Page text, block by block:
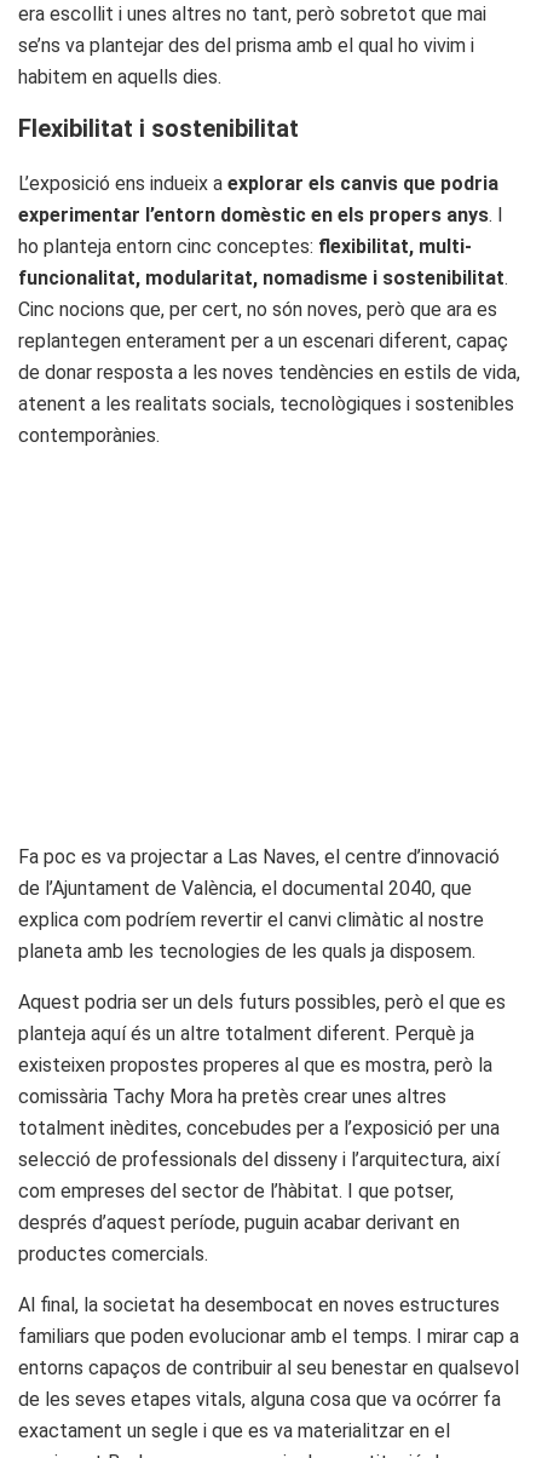
era escollit i unes altres no tant, però sobretot que mai
se’ns va plantejar des del prisma amb el qual ho vivim i
habitem en aquells dies.
Flexibilitat i sostenibilitat
L’exposició ens indueix a explorar els canvis que podria
experimentar l’entorn domèstic en els propers anys. I
ho planteja entorn cinc conceptes: flexibilitat, multi-
funcionalitat, modularitat, nomadisme i sostenibilitat.
Cinc nocions que, per cert, no són noves, però que ara es
replantegen enterament per a un escenari diferent, capaç
de donar resposta a les noves tendències en estils de vida,
atenent a les realitats socials, tecnològiques i sostenibles
contemporànies.
Fa poc es va projectar a Las Naves, el centre d’innovació
de l’Ajuntament de València, el documental 2040, que
explica com podríem revertir el canvi climàtic al nostre
planeta amb les tecnologies de les quals ja disposem.
Aquest podria ser un dels futurs possibles, però el que es
planteja aquí és un altre totalment diferent. Perquè ja
existeixen propostes properes al que es mostra, però la
comissària Tachy Mora ha pretès crear unes altres
totalment inèdites, concebudes per a l’exposició per una
selecció de professionals del disseny i l’arquitectura, així
com empreses del sector de l’hàbitat. I que potser,
després d’aquest període, puguin acabar derivant en
productes comercials.
Al final, la societat ha desembocat en noves estructures
familiars que poden evolucionar amb el temps. I mirar cap a
entorns capaços de contribuir al seu benestar en qualsevol
de les seves etapes vitals, alguna cosa que va ocórrer fa
exactament un segle i que es va materialitzar en el